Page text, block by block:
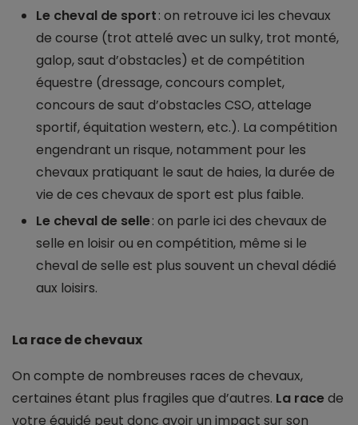
Le cheval de sport: on retrouve ici les chevaux
de course (trot attelé avec un sulky, trot monté,
galop, saut d’obstacles) et de compétition
équestre (dressage, concours complet,
concours de saut d’obstacles CSO, attelage
sportif, équitation western, etc.). La compétition
engendrant un risque, notamment pour les
chevaux pratiquant le saut de haies, la durée de
vie de ces chevaux de sport est plus faible.
Le cheval de selle: on parle ici des chevaux de
selle en loisir ou en compétition, même si le
cheval de selle est plus souvent un cheval dédié
aux loisirs.
La race de chevaux
On compte de nombreuses races de chevaux,
certaines étant plus fragiles que d’autres. La racede
votre équidé peut donc avoir un impact sur son